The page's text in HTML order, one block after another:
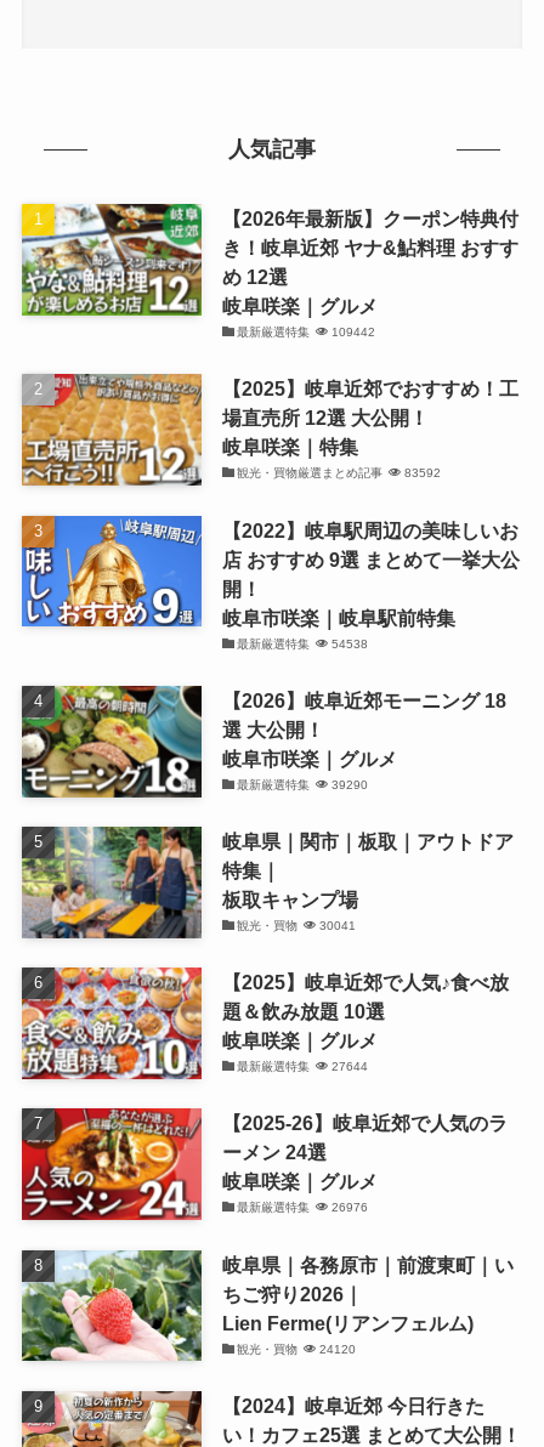
人気記事
【2026年最新版】クーポン特典付
き！岐阜近郊 ヤナ&鮎料理 おすす
め 12選
岐阜咲楽｜グルメ
最新厳選特集 109442
【2025】岐阜近郊でおすすめ！工
場直売所 12選 大公開！
岐阜咲楽｜特集
観光・買物厳選まとめ記事 83592
【2022】岐阜駅周辺の美味しいお
店 おすすめ 9選 まとめて一挙大公
開！
岐阜市咲楽｜岐阜駅前特集
最新厳選特集 54538
【2026】岐阜近郊モーニング 18
選 大公開！
岐阜市咲楽｜グルメ
最新厳選特集 39290
岐阜県｜関市｜板取｜アウトドア
特集｜
板取キャンプ場
観光・買物 30041
【2025】岐阜近郊で人気♪食べ放
題＆飲み放題 10選
岐阜咲楽｜グルメ
最新厳選特集 27644
【2025-26】岐阜近郊で人気のラ
ーメン 24選
岐阜咲楽｜グルメ
最新厳選特集 26976
岐阜県｜各務原市｜前渡東町｜い
ちご狩り2026｜
Lien Ferme(リアンフェルム)
観光・買物 24120
【2024】岐阜近郊 今日行きた
い！カフェ25選 まとめて大公開！